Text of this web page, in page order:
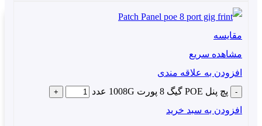
اکسس پوینت ها
تلفن های IP
پرسش و پاسخ درباره پچ پنل 24 پورت
مقایسه
مشاهده سریع
افزودن به علاقه مندی
پچ پنل POE گیگ 8 پورت 1008G عدد
افزودن به سبد خرید